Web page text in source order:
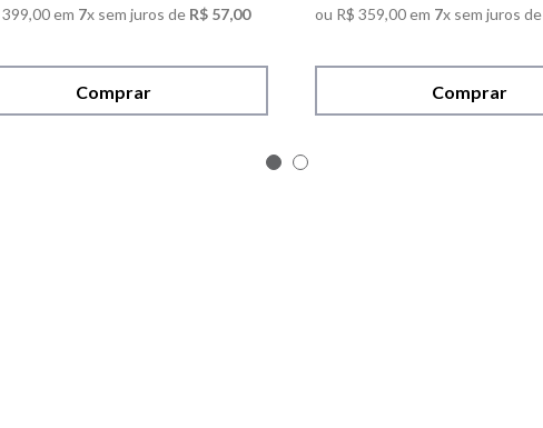
399,00em 7x sem juros de R$ 57,00
Comprar
ou R$ 359,00em 7x sem juros de
Comprar